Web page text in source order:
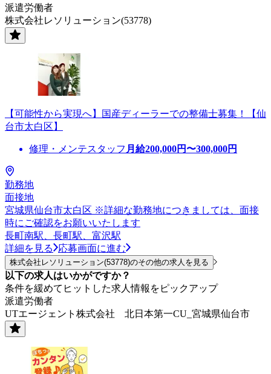
派遣労働者
株式会社レソリューション(53778)
【可能性から実現へ】国産ディーラーでの整備士募集！【仙
台市太白区】
修理・メンテスタッフ 月給200,000円〜300,000円
勤務地
面接地
宮城県仙台市太白区 ※詳細な勤務地につきましては、面接
時にご確認をお願いいたします
長町南駅、長町駅、富沢駅
詳細を見る
応募画面に進む
株式会社レソリューション(53778)のその他の求人を見る
以下の求人はいかがですか？
条件を緩めてヒットした求人情報をピックアップ
派遣労働者
UTエージェント株式会社 北日本第一CU_宮城県仙台市